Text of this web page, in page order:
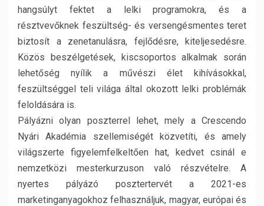
hangsúlyt fektet a lelki programokra, és a
résztvevőknek feszültség- és versengésmentes teret
biztosít a zenetanulásra, fejlődésre, kiteljesedésre.
Közös beszélgetések, kiscsoportos alkalmak során
lehetőség nyílik a művészi élet kihívásokkal,
feszültséggel teli világa által okozott lelki problémák
feloldására is.
Pályázni olyan poszterrel lehet, mely a Crescendo
Nyári Akadémia szellemiségét közvetíti, és amely
világszerte figyelemfelkeltően hat, kedvet csinál e
nemzetközi mesterkurzuson való részvételre. A
nyertes pályázó posztertervét a 2021-es
marketinganyagokhoz felhasználjuk, magyar, európai és